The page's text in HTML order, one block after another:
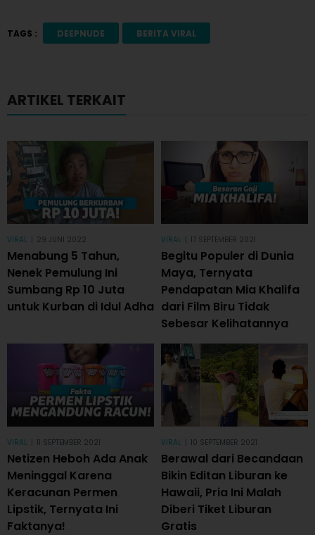
TAGS : DEEPNUDE BERITA VIRAL
ARTIKEL TERKAIT
VIRAL 29 JUNI 2022
Menabung 5 Tahun,
Nenek Pemulung Ini
Sumbang Rp 10 Juta
untuk Kurban di Idul Adha
VIRAL 17 SEPTEMBER 2021
Begitu Populer di Dunia
Maya, Ternyata
Pendapatan Mia Khalifa
dari Film Biru Tidak
Sebesar Kelihatannya
VIRAL | 11 SEPTEMBER 2021
Netizen Heboh Ada Anak
Meninggal Karena
Keracunan Permen
Lipstik, Ternyata Ini
Faktanya!
VIRAL | 10 SEPTEMBER 2021
Berawal dari Becandaan
Bikin Editan Liburan ke
Hawaii, Pria Ini Malah
Diberi Tiket Liburan
Gratis